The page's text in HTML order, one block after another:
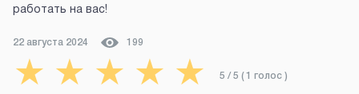
работать на вас!
22 августа 2024 199
★ ★ ★ ★ ★ 5 / 5 ( 1 голос )